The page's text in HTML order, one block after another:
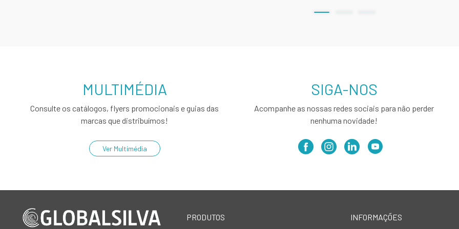
MULTIMÉDIA
Consulte os catálogos, flyers promocionais e guias das
marcas que distribuímos!
Ver Multimédia
SIGA-NOS
Acompanhe as nossas redes sociais para não perder
nenhuma novidade!
PRODUTOS INFORMAÇÕES